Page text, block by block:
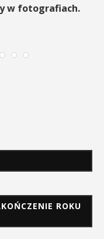
w fotografiach.
ROKU